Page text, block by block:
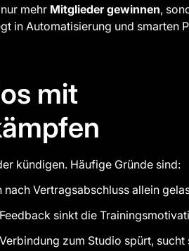
mehr Mitglieder gewinnen,
in Automatisierung und smarten
mit
kündigen. Häufige Gründe sind:
Vertragsabschluss allein
sinkt die
zum Studio spürt, sucht